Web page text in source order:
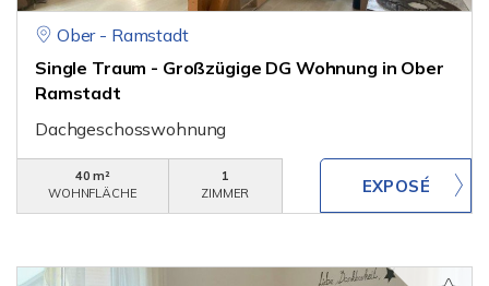
Ober - Ramstadt
Single Traum - Großzügige DG Wohnung in Ober
Ramstadt
Dachgeschosswohnung
40 m²
WOHNFLÄCHE
1
ZIMMER